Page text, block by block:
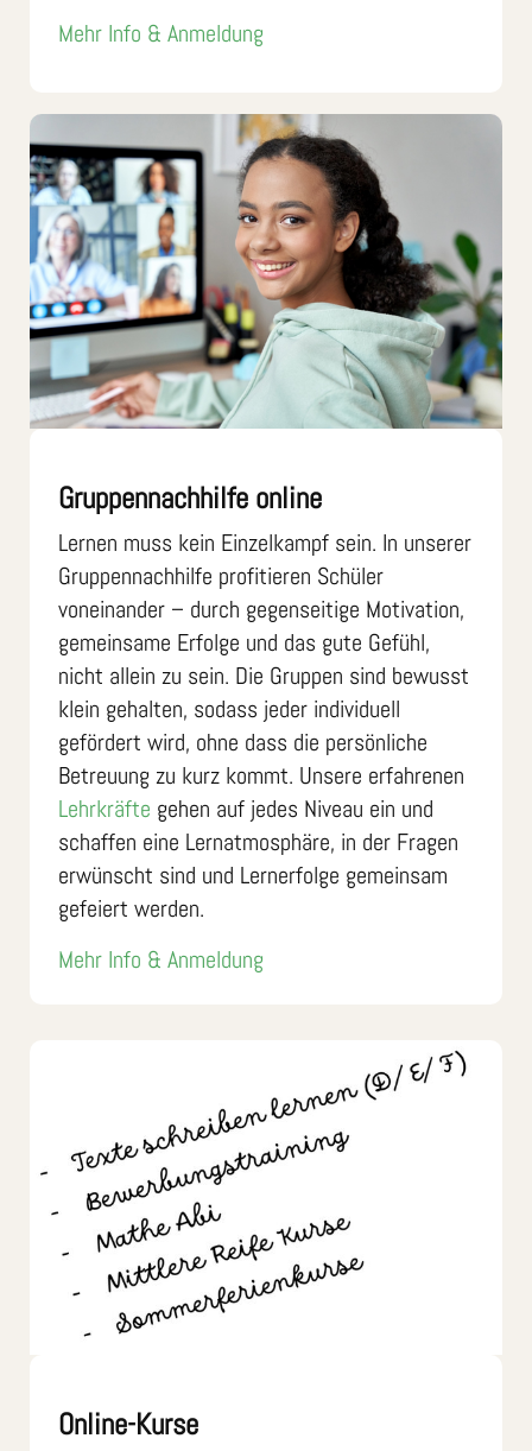
Mehr Info & Anmeldung
Gruppennachhilfe online
Lernen muss kein Einzelkampf sein. In unserer
Gruppennachhilfe profitieren Schüler
voneinander – durch gegenseitige Motivation,
gemeinsame Erfolge und das gute Gefühl,
nicht allein zu sein. Die Gruppen sind bewusst
klein gehalten, sodass jeder individuell
gefördert wird, ohne dass die persönliche
Betreuung zu kurz kommt. Unsere erfahrenen
Lehrkräfte gehen auf jedes Niveau ein und
schaffen eine Lernatmosphäre, in der Fragen
erwünscht sind und Lernerfolge gemeinsam
gefeiert werden.
Mehr Info & Anmeldung
Online-Kurse